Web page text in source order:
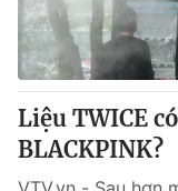
Liệu TWICE
BLACKPINK?